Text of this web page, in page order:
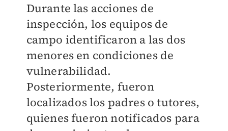
Durante las acciones de
inspección, los equipos de
campo identificaron a las dos
menores en condiciones de
vulnerabilidad.
Posteriormente, fueron
localizados los padres o tutores,
quienes fueron notificados para